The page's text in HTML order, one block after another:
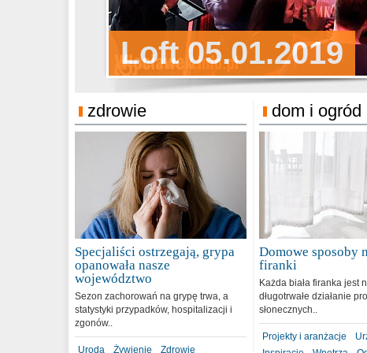
Loft 05.01.2019
Sylwester
Sylwester
31.12.2018
zdrowie
Specjaliści ostrzegają, grypa
opanowała nasze
województwo
Sezon zachorowań na grypę trwa, a
statystyki przypadków, hospitalizacji i
zgonów..
Uroda Żywienie Zdrowie
dom i ogród
Domowe sposoby
firanki
Każda biała firanka jest
długotrwałe działanie
słonecznych..
Projekty i aranżacje